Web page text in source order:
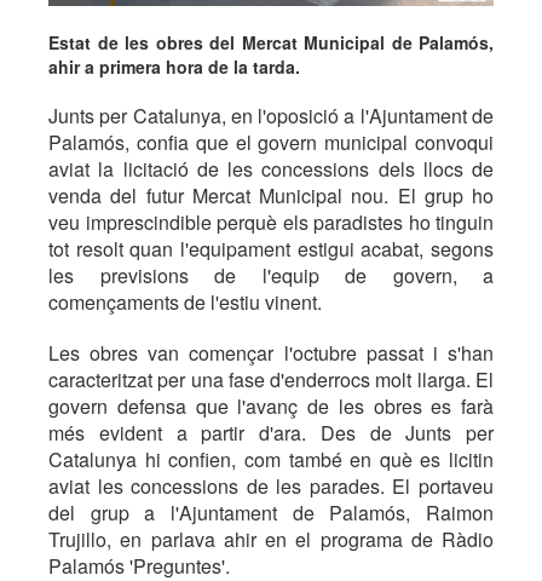
Estat de les obres del Mercat Municipal de Palamós,
ahir a primera hora de la tarda.
Junts per Catalunya, en l'oposició a l'Ajuntament de
Palamós, confia que el govern municipal convoqui
aviat la licitació de les concessions dels llocs de
venda del futur Mercat Municipal nou. El grup ho
veu imprescindible perquè els paradistes ho tinguin
tot resolt quan l'equipament estigui acabat, segons
les previsions de l'equip de govern, a
començaments de l'estiu vinent.
Les obres van començar l'octubre passat i s'han
caracteritzat per una fase d'enderrocs molt llarga. El
govern defensa que l'avanç de les obres es farà
més evident a partir d'ara. Des de Junts per
Catalunya hi confien, com també en què es licitin
aviat les concessions de les parades. El portaveu
del grup a l'Ajuntament de Palamós, Raimon
Trujillo, en parlava ahir en el programa de Ràdio
Palamós 'Preguntes'.